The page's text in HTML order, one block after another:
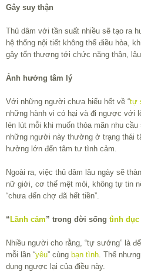
Gây suy thận
Thủ dâm với tần suất nhiều sẽ tạo ra
hệ thống nội tiết không thể điều hòa,
gây tổn thương tới chức năng thận,
Ảnh hưởng tâm lý
Với những người chưa hiểu hết về “tự
những hành vi có hại và đi ngược với
lén lút mỗi khi muốn thỏa mãn nhu
những người này thường ở trạng thái
hưởng lớn đến tâm tư tình cảm.
Ngoài ra, việc thủ dâm lâu ngày sẽ
nữ giới, cơ thể mệt mỏi, không tự tin
“chưa đến chợ đã hết tiền”.
“ Lãnh cảm” trong đời sống tình dục
Nhiều người cho rằng, “tự sướng” là
mỗi lần “yêu” cùng bạn tình . Thế
dụng ngược lại của điều này.